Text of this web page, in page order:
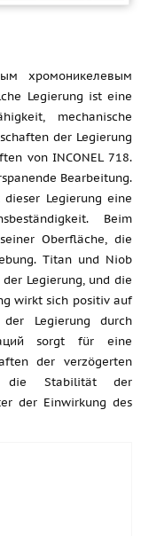
хромоникелевым
Legierung ist eine
mechanische
der Legierung
von INCONEL 718.
Bearbeitung.
Legierung eine
Beim
Oberfläche, die
Titan und Niob
Legierung, und die
wirkt sich positiv auf
der Legierung durch
sorgt für eine
der verzögerten
die Stabilität der
der Einwirkung des